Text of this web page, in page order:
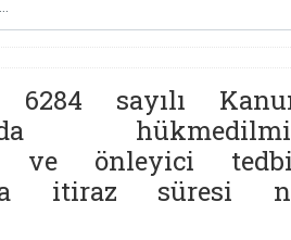
6284 sayılı
ve önleyici
itiraz süresi